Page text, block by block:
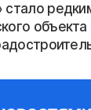
стало